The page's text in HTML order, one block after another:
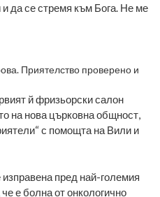
да се стремя към Бога. Не ме
Приятелство проверено и
й фризьорски салон
на нова църковна общност,
с помощта на Вили и
пред най-големия
е болна от онкологично